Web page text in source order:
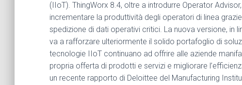
(IIoT). ThingWorx 8.4, oltre a introdurre Operator
incrementare la produttività degli operatori di linea
spedizione di dati operativi critici. La nuova versione, in
va a rafforzare ulteriormente il solido portafoglio di
tecnologie IIoT continuano ad offrire alle aziende
propria offerta di prodotti e servizi e migliorare
un recente rapporto di Deloittee del Manufacturing